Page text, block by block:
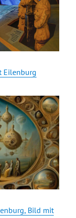
Eilenburg
Bild mit